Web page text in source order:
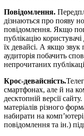
Повідомлення.
дізнаються про появу
повідомлення. Якщо
публікацію
їх девайсі. А якщо
аудиторія побачить
непрочитаних
Крос-девайсність.
смартфонах, але й на
десктопній версії
матеріалів різного
набирати на
повідомлення та ін.)